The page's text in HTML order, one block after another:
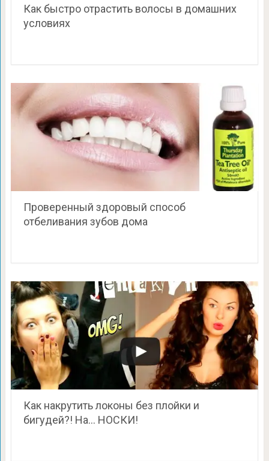
Как быстро отрастить волосы в домашних
условиях
Проверенный здоровый способ
отбеливания зубов дома
Как накрутить локоны без плойки и
бигудей?! На… НОСКИ!